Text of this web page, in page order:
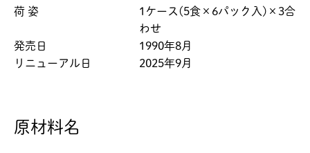
荷 姿
1ケース(5食×6パック入)×3合
わせ
発売日
1990年8月
リニューアル日
2025年9月
原材料名